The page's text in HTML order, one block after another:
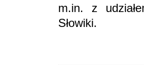
m.in. z
Słowiki.